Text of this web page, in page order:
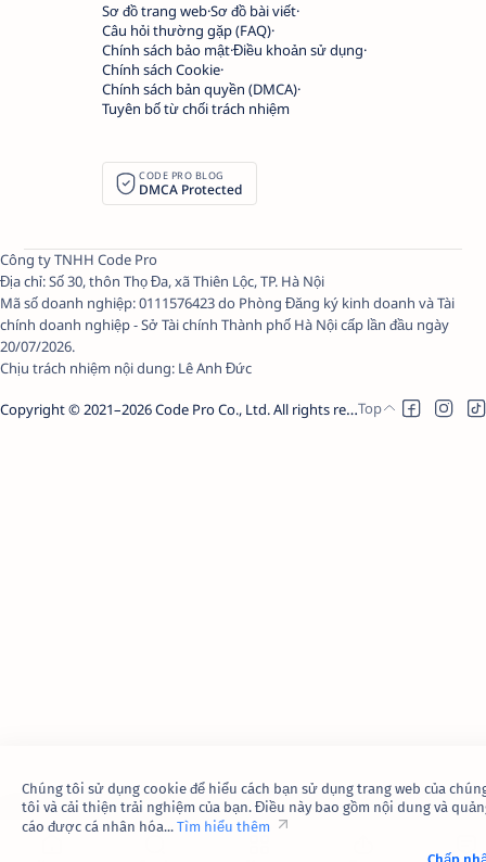
Sơ đồ trang webSơ đồ bài viết
Câu hỏi thường gặp (FAQ)
Chính sách bảo mậtĐiều khoản sử dụng
Chính sách Cookie
Chính sách bản quyền (DMCA)
Tuyên bố từ chối trách nhiệm
CODE PRO BLOG
DMCA Protected
Công ty TNHH Code Pro
Địa chỉ: Số 30, thôn Thọ Đa, xã Thiên Lộc, TP. Hà Nội
Mã số doanh nghiệp: 0111576423 do Phòng Đăng ký kinh doanh và Tài
chính doanh nghiệp - Sở Tài chính Thành phố Hà Nội cấp lần đầu ngày
20/07/2026.
Chịu trách nhiệm nội dung: Lê Anh Đức
Copyright © 2021–2026Code Pro Co., Ltd.All rights reserved.
Chúng tôi sử dụng cookie để hiểu cách bạn sử dụng trang web của
tôi và cải thiện trải nghiệm của bạn. Điều này bao gồm nội dung và
cáo được cá nhân hóa... Tìm hiểu thêm